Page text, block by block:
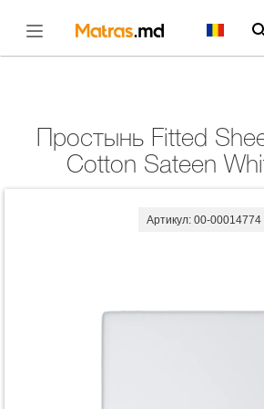
Простынь Fitted Sheet
H-40
Cotton Sateen
Артикул: 00-00014774